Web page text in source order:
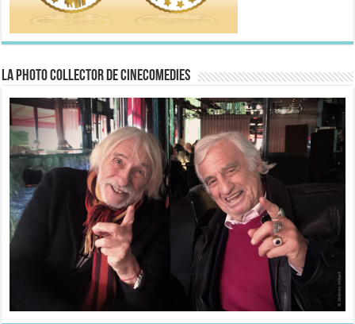
La Photo collector de CineComedies